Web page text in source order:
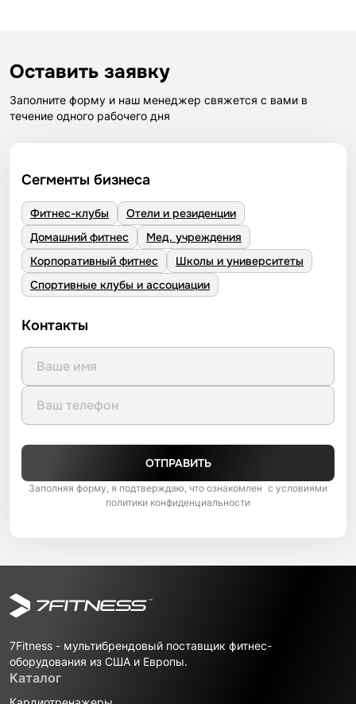
Оставить заявку
Заполните форму и наш менеджер свяжется с вами в
течение одного рабочего дня
Сегменты бизнеса
Фитнес-клубы
Отели и резиденции
Домашний фитнес
Мед. учреждения
Корпоративный фитнес
Школы и университеты
Спортивные клубы и ассоциации
Контакты
ОТПРАВИТЬ
Заполняя форму, я подтверждаю, что ознакомлен с условиями
политики конфиденциальности
7Fitness - мультибрендовый поставщик фитнес-
оборудования из США и Европы.
Каталог